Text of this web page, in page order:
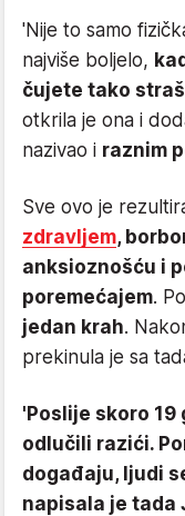
'Nije to samo
najviše boljelo,
čujete tako
otkrila je ona i
nazivao i raznim
Sve ovo je
zdravljem,
anksioznošću i
poremećajem.
jedan krah.
prekinula je sa
'Poslije skoro 19
odlučili razići.
događaju, ljudi
napisala je tada